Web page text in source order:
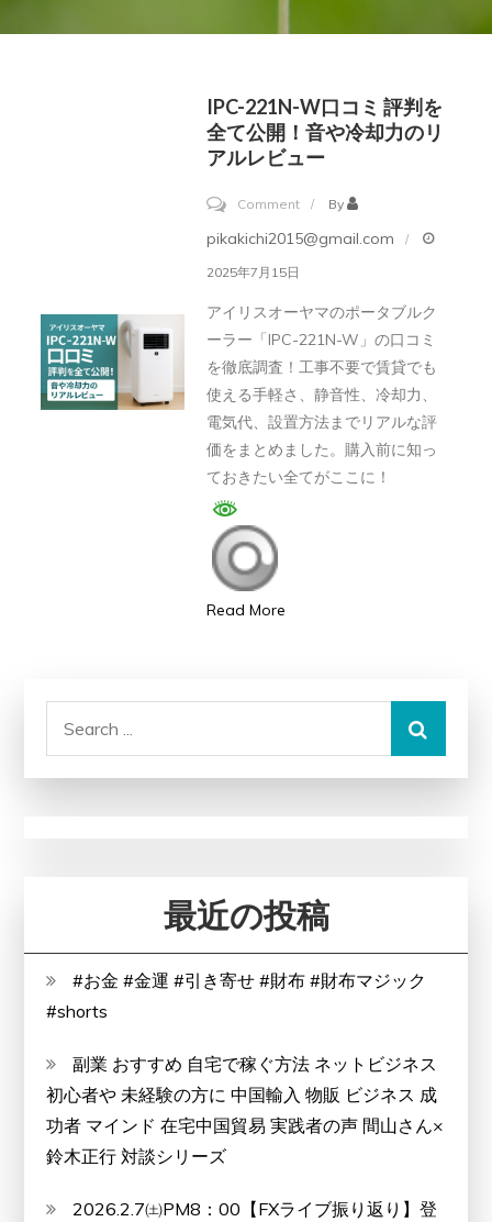
IPC-221N-W口コミ 評判を
全て公開！音や冷却力のリ
アルレビュー
Commenton
IPC-
口
評
判
を
力
レ
ュ
By
pikakichi2015@gmail.com
2025年7月15日
アイリスオーヤマのポータブルク
ーラー「IPC-221N-W」の口コミ
を徹底調査！工事不要で賃貸でも
使える手軽さ、静音性、冷却力、
電気代、設置方法までリアルな評
価をまとめました。購入前に知っ
ておきたい全てがここに！
Read More
最近の投稿
#お金 #金運 #引き寄せ #財布 #財布マジック
#shorts
副業 おすすめ 自宅で稼ぐ方法 ネットビジネス
初心者や 未経験の方に 中国輸入 物販 ビジネス 成
功者 マインド 在宅中国貿易 実践者の声 間山さん×
鈴木正行 対談シリーズ
2026.2.7㈯PM8：00【FXライブ振り返り】登